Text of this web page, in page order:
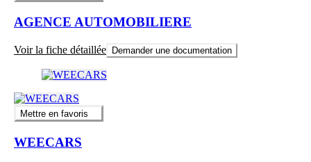
AGENCE AUTOMOBILIERE
Voir la fiche détaillée Demander une documentation
Mettre en favoris
WEECARS